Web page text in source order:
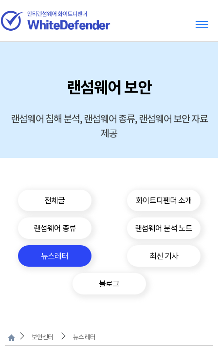
랜섬웨어 보안
랜섬웨어 침해 분석, 랜섬웨어 종류, 랜섬웨어 보안 자료
제공
전체글 화이트디펜더 소개
랜섬웨어 종류 랜섬웨어 분석 노트
뉴스레터 최신 기사
블로그
보안센터 뉴스 레터